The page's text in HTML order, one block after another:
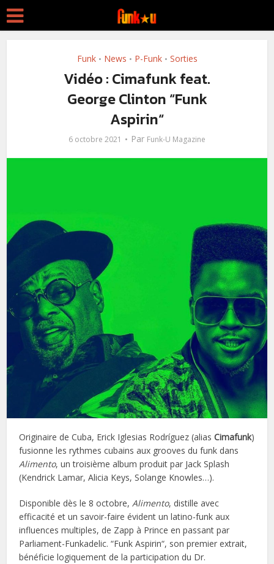
Funk • News • P-Funk • Sorties
Vidéo : Cimafunk feat.
George Clinton “Funk
Aspirin“
6 octobre 2021 Par Funk-U Magazine
Originaire de Cuba, Erick Iglesias Rodríguez (aliasCimafunk)
fusionne les rythmes cubains aux grooves du funk dans
Alimento, un troisième album produit par Jack Splash
(Kendrick Lamar, Alicia Keys, Solange Knowles…).
Disponible dès le 8 octobre,Alimento, distille avec
efficacité et un savoir-faire évident un latino-funk aux
influences multiples, de Zapp à Prince en passant par
Parliament-Funkadelic. “Funk Aspirin“, son premier extrait,
bénéficie logiquement de la participation du Dr.